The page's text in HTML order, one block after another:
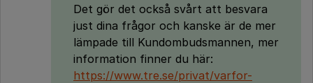
Det gör det också svårt att besvara
just dina frågor och kanske är de mer
lämpade till Kundombudsmannen, mer
information finner du här:
https://www.tre.se/privat/varfor-